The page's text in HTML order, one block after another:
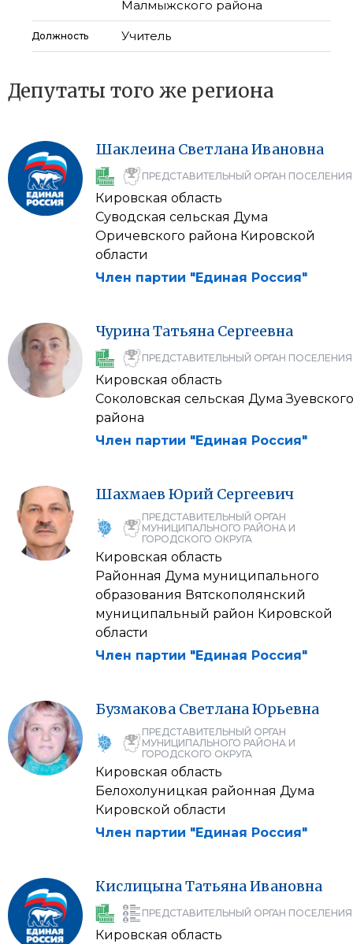
Малмыжского района
Должность Учитель
Депутаты того же региона
Шаклеина СветланаИвановна
ПРЕДСТАВИТЕЛЬНЫЙ ОРГАН ПОСЕЛЕНИЯ
Кировская область
Суводская сельская Дума
Оричевского района Кировской
области
Член партии "Единая Россия"
ЧуринаТатьяна Сергеевна
ПРЕДСТАВИТЕЛЬНЫЙ ОРГАН ПОСЕЛЕНИЯ
Кировская область
Соколовская сельская Дума Зуевского
района
Член партии "Единая Россия"
Шахмаев Юрий Сергеевич
ПРЕДСТАВИТЕЛЬНЫЙ ОРГАН
МУНИЦИПАЛЬНОГО РАЙОНА И
ГОРОДСКОГО ОКРУГА
Кировская область
Районная Дума муниципального
образования Вятскополянский
муниципальный район Кировской
области
Член партии "Единая Россия"
Бузмакова СветланаЮрьевна
ПРЕДСТАВИТЕЛЬНЫЙ ОРГАН
МУНИЦИПАЛЬНОГО РАЙОНА И
ГОРОДСКОГО ОКРУГА
Кировская область
Белохолуницкая районная Дума
Кировской области
Член партии "Единая Россия"
КислицынаТатьянаИвановна
ПРЕДСТАВИТЕЛЬНЫЙ ОРГАН ПОСЕЛЕНИЯ
Кировская область